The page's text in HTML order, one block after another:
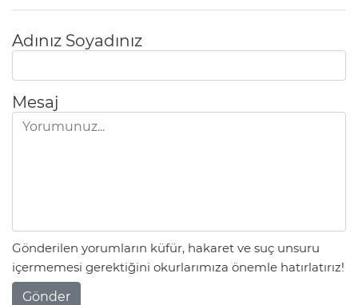
Adınız Soyadınız
Mesaj
Gönderilen yorumların küfür, hakaret ve suç unsuru
içermemesi gerektiğini okurlarımıza önemle hatırlatırız!
Gönder